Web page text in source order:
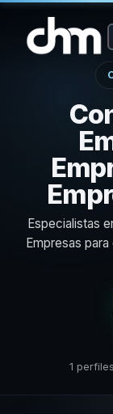
Especialistas
Empresas
1